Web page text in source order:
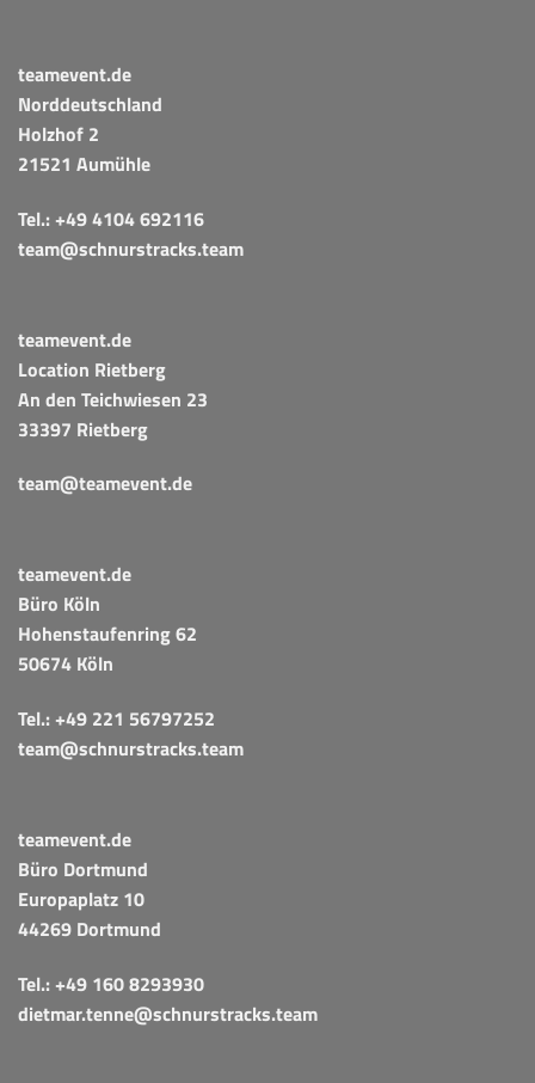
teamevent.de
Norddeutschland
Holzhof 2
21521 Aumühle
Tel.:+49 4104 692116
team@schnurstracks.team
teamevent.de
Location Rietberg
An den Teichwiesen 23
33397 Rietberg
team@teamevent.de
teamevent.de
Büro Köln
Hohenstaufenring 62
50674 Köln
Tel.:+49 221 56797252
team@schnurstracks.team
teamevent.de
Büro Dortmund
Europaplatz 10
44269 Dortmund
Tel.:+49 160 8293930
dietmar.tenne@schnurstracks.team